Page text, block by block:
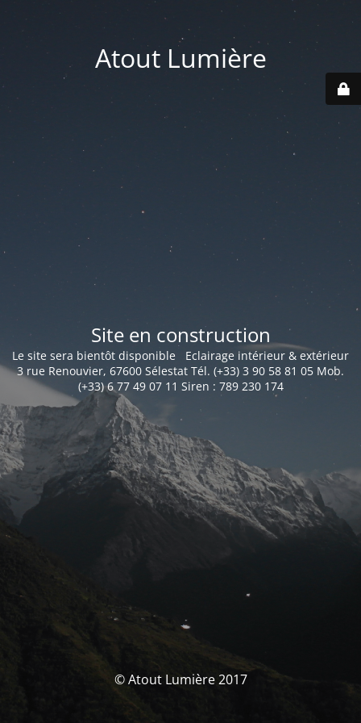
Atout Lumière
Site en construction
Le site sera bientôt disponible Eclairage intérieur & extérieur
3 rue Renouvier, 67600 Sélestat Tél. (+33) 3 90 58 81 05 Mob.
(+33) 6 77 49 07 11 Siren : 789 230 174
© Atout Lumière 2017